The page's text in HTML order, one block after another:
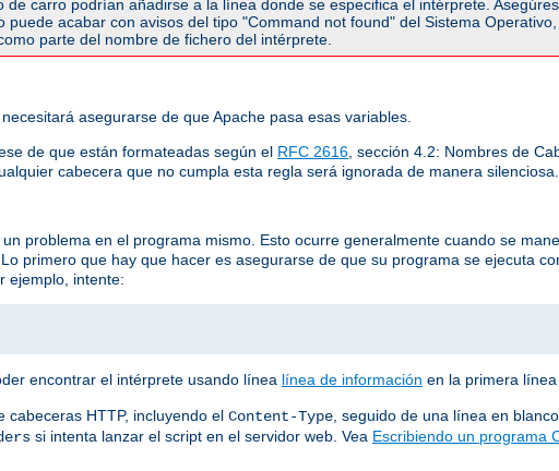
carro podrían añadirse a la línea donde se especifica el intérprete.
acabar con avisos del tipo "Command not found" del Sistema
parte del nombre de fichero del intérprete.
asegurarse de que Apache pasa esas variables.
de que están formateadas según el RFC 2616 , sección 4.2: Nombres de
cabecera que no cumpla esta regla será ignorada de manera silenciosa.
problema en el programa mismo. Esto ocurre generalmente cuando se
primero que hay que hacer es asegurarse de que su programa se ejecuta
ejemplo, intente:
encontrar el intérprete usando línea línea de información en la primera
HTTP, incluyendo el Content-Type , seguido de una línea en
si intenta lanzar el script en el servidor web. Vea Escribiendo un programa